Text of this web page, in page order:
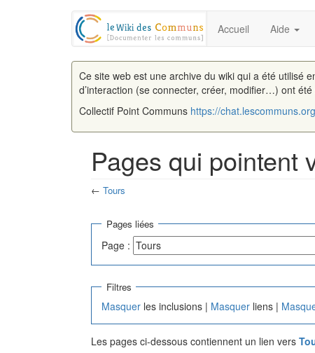
Accueil Aide
Ce site web est une archive du wiki qui a été utilisé
d’interaction (se connecter, créer, modifier…) ont
Collectif Point Communs https://
Pages qui pointent
← Tours
Pages liées
Page :
Filtres
Masquer les inclusions | Masquer liens |
Les pages ci-dessous contiennent un lien vers